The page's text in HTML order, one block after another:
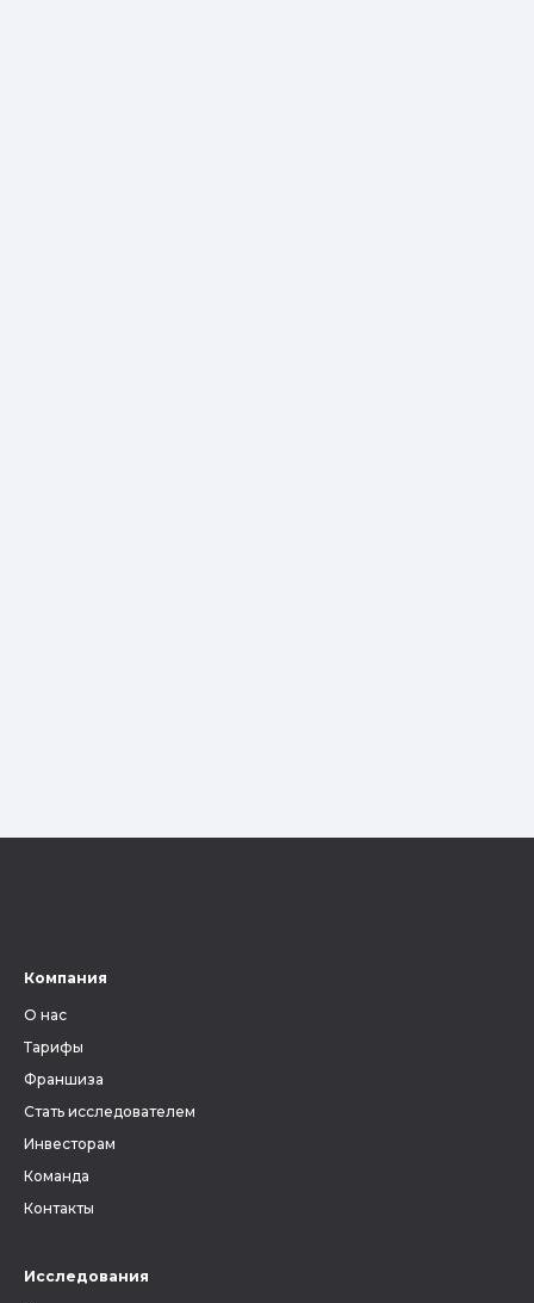
Компания
О нас
Тарифы
Франшиза
Стать исследователем
Инвесторам
Команда
Контакты
Исследования